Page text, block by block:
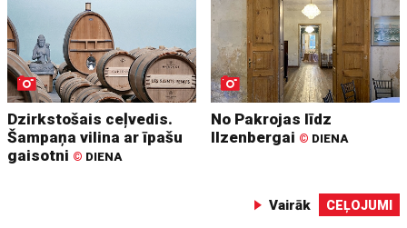
Dzirkstošais ceļvedis.
Šampaņa vilina ar īpašu
gaisotni © DIENA
No Pakrojas līdz
Ilzenbergai © DIENA
Vairāk CEĻOJUMI